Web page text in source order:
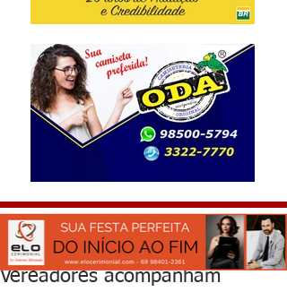
Vereadores acompanham